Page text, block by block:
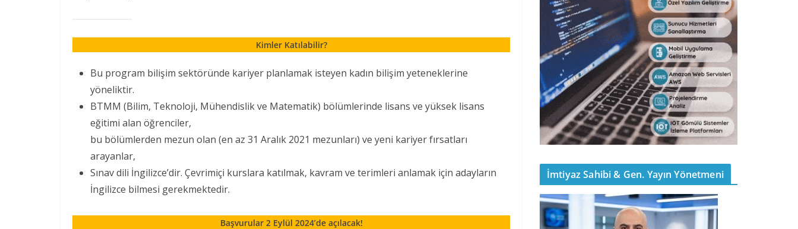
Kimler Katılabilir?
Bu program bilişim sektöründe kariyer planlamak isteyen kadın bilişim yeteneklerine
yöneliktir.
BTMM (Bilim, Teknoloji, Mühendislik ve Matematik) bölümlerinde lisans ve yüksek lisans
eğitimi alan öğrenciler,
bu bölümlerden mezun olan (en az 31 Aralık 2021 mezunları) ve yeni kariyer fırsatları
arayanlar,
Sınav dili İngilizce’dir. Çevrimiçi kurslara katılmak, kavram ve terimleri anlamak için adayların
İngilizce bilmesi gerekmektedir.
Başvurular 2 Eylül 2024’de açılacak!
İmtiyaz Sahibi & Gen. Yayın Yönetmeni